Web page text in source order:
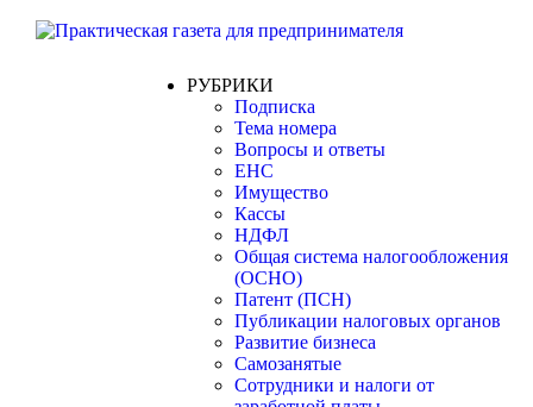
РУБРИКИ
Подписка
Тема номера
Вопросы и ответы
ЕНС
Имущество
Кассы
НДФЛ
Общая система налогообложения
(ОСНО)
Патент (ПСН)
Публикации налоговых органов
Развитие бизнеса
Самозанятые
Сотрудники и налоги от